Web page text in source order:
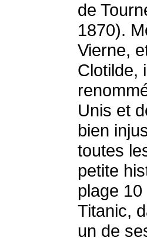
de
1870).
Vierne,
Clotilde,
Unis et
bien
toutes
petite
plage
Titanic,
un de